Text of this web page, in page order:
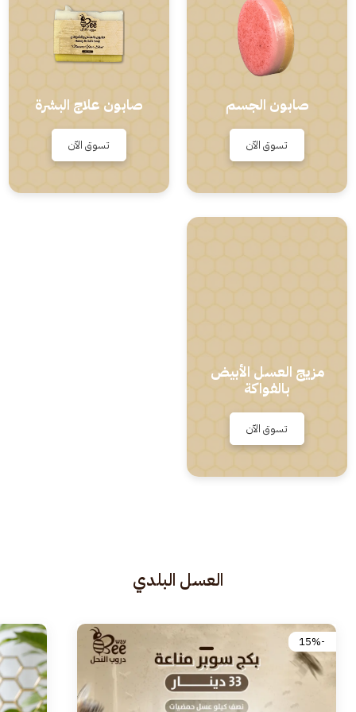
صابون الجسم
تسوق الآن
صابون علاج البشرة
تسوق الآن
مزيج العسل الأبيض
بالفواكة
تسوق الآن
العسل البلدي
-15%